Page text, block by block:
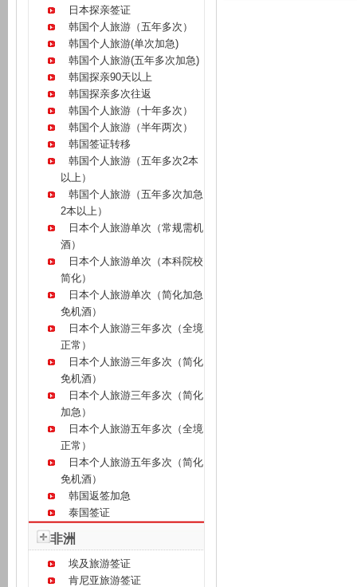
日本探亲签证
韩国个人旅游（五年多次）
韩国个人旅游(单次加急)
韩国个人旅游(五年多次加急)
韩国探亲90天以上
韩国探亲多次往返
韩国个人旅游（十年多次）
韩国个人旅游（半年两次）
韩国签证转移
韩国个人旅游（五年多次2本
以上）
韩国个人旅游（五年多次加急
2本以上）
日本个人旅游单次（常规需机
酒）
日本个人旅游单次（本科院校
简化）
日本个人旅游单次（简化加急
免机酒）
日本个人旅游三年多次（全境
正常）
日本个人旅游三年多次（简化
免机酒）
日本个人旅游三年多次（简化
加急）
日本个人旅游五年多次（全境
正常）
日本个人旅游五年多次（简化
免机酒）
韩国返签加急
泰国签证
非洲
埃及旅游签证
肯尼亚旅游签证